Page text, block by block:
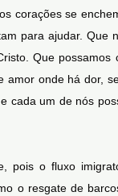
corações se
para ajudar. Que
Que possamos
onde há dor,
cada um de nós
pois o fluxo
o resgate de